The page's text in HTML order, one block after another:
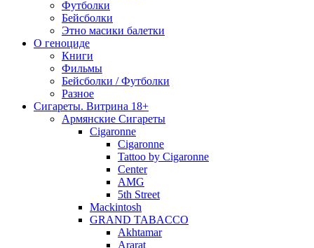
Футболки
Бейсболки
Этно масики балетки
О геноциде
Книги
Фильмы
Бейсболки / Футболки
Разное
Сигареты. Витрина 18+
Армянские Сигареты
Cigaronne
Cigaronne
Tattoo by Cigaronne
Center
AMG
5th Street
Mackintosh
GRAND TABACCO
Akhtamar
Ararat